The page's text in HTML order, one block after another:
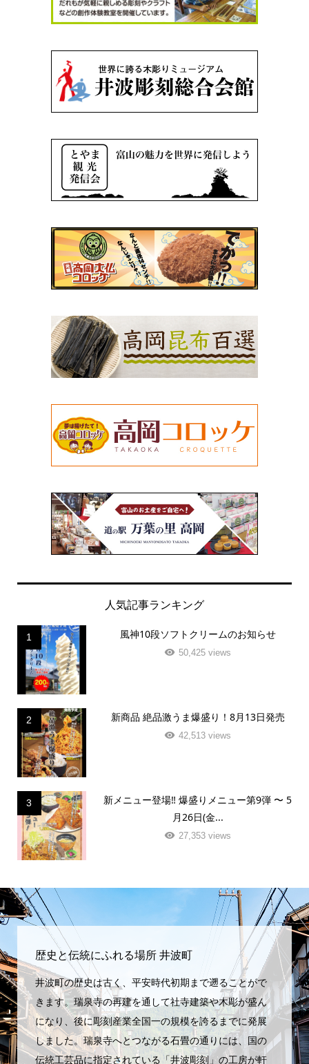
人気記事ランキング
1 風神10段ソフトクリームのお知らせ
50,425 views
2 新商品 絶品激うま爆盛り！8月13日発売
42,513 views
3
新メニュー登場‼️ 爆盛りメニュー第9弾 〜 5
月26日(金...
27,353 views
歴史と伝統にふれる場所 井波町
井波町の歴史は古く、平安時代初期まで遡ることがで
きます。瑞泉寺の再建を通して社寺建築や木彫が盛ん
になり、後に彫刻産業全国一の規模を誇るまでに発展
しました。瑞泉寺へとつながる石畳の通りには、国の
伝統工芸品に指定されている「井波彫刻」の工房が軒